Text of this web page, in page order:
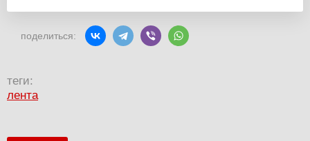
поделиться:
теги:
лента